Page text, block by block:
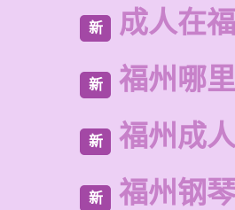
新 成人在
新 福州哪
新 福州成
新 福州钢